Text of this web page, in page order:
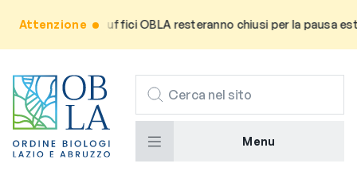
Attenzione
che gli uffici OBLA resteranno chiusi per la pausa
CERCA
Menu